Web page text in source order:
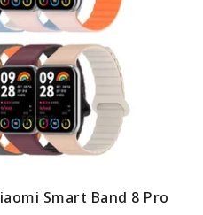
Smart Band 8 Pro